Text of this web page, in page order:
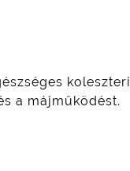
a májműködést.